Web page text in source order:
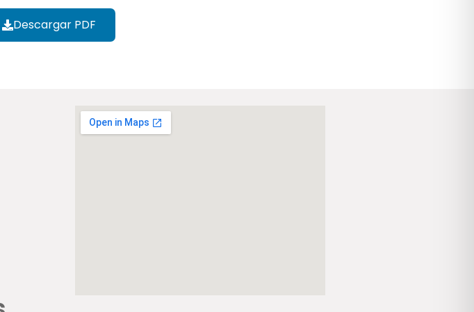
Descargar PDF